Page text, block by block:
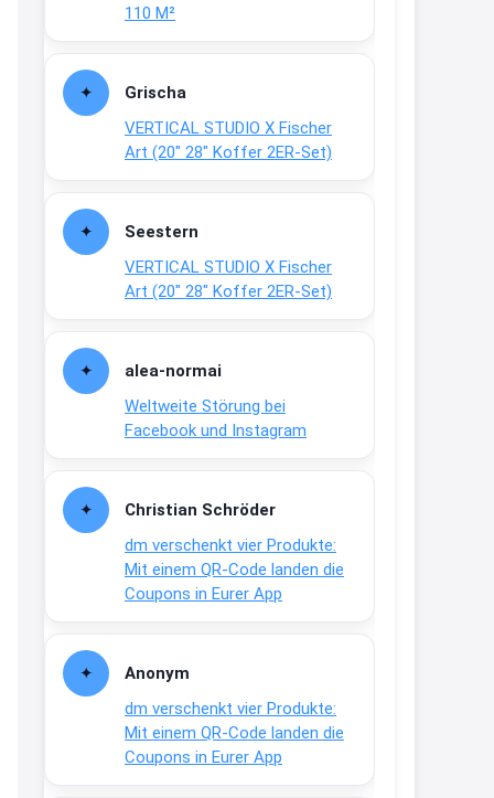
110 M²
Grischa
VERTICAL STUDIO X Fischer
Art (20″ 28″ Koffer 2ER-Set)
Seestern
VERTICAL STUDIO X Fischer
Art (20″ 28″ Koffer 2ER-Set)
alea-normai
Weltweite Störung bei
Facebook und Instagram
Christian Schröder
dm verschenkt vier Produkte:
Mit einem QR-Code landen die
Coupons in Eurer App
Anonym
dm verschenkt vier Produkte:
Mit einem QR-Code landen die
Coupons in Eurer App
13:44
dich zu sehen, alles gut?
15:01
An 01.08. / Sensodyne Rabatt 3€
/ max. 15.000www.erlebe-
↩
www.meineapotheke.de/
2:19
↩
Joachim
www.linda.de/vorteile/coupons/...
2:21
↩